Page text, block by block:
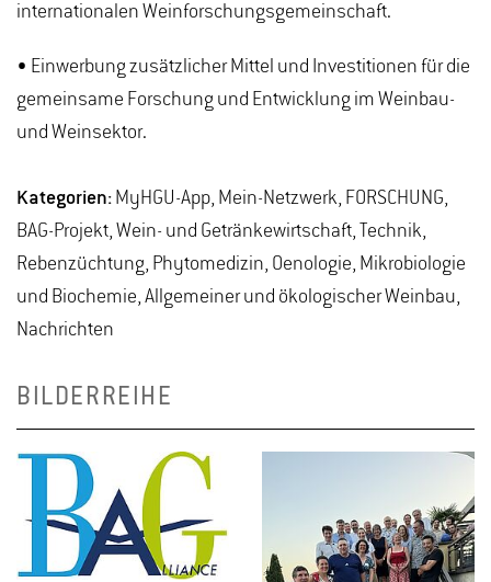
internationalen Weinforschungsgemeinschaft.
• Einwerbung zusätzlicher Mittel und Investitionen für die
gemeinsame Forschung und Entwicklung im Weinbau-
und Weinsektor.
Kategorien: MyHGU-App, Mein-Netzwerk, FORSCHUNG,
BAG-Projekt, Wein- und Getränkewirtschaft, Technik,
Rebenzüchtung, Phytomedizin, Oenologie, Mikrobiologie
und Biochemie, Allgemeiner und ökologischer Weinbau,
Nachrichten
BILDERREIHE